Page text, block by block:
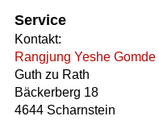
Service
Kontakt:
Rangjung Yeshe Gomde
Guth zu Rath
Bäckerberg 18
4644 Scharnstein